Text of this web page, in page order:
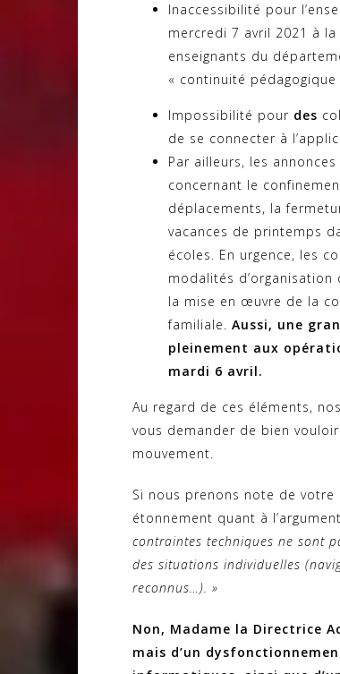
Inaccessibilité pour
mercredi 7 avril 2021 à
enseignants du
« continuité pédagogique
Impossibilité pour des
de se connecter à
Par ailleurs, les
concernant le
déplacements, la
vacances de printemps
écoles. En urgence, les
modalités d’organisation
la mise en œuvre de la
familiale. Aussi, une
pleinement aux
mardi 6 avril.
Au regard de ces éléments,
vous demander de bien
mouvement.
Si nous prenons note de
étonnement quant à
contraintes techniques ne sont
des situations individuelles
reconnus…). »
Non, Madame la Directrice
mais d’un